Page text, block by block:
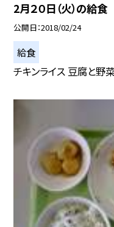
2月２０日（火）の給食
公開日 2018/02/24
給食
チキンライス 豆腐と野